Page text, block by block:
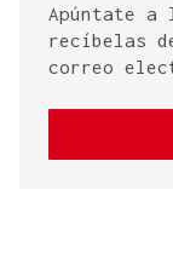
Apúntate a
recíbelas
correo